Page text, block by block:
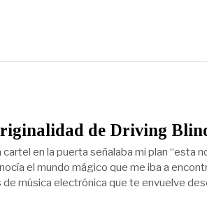
de Driving
en la puerta señalaba mi plan “esta
el mundo mágico que me iba a
música electrónica que te envuelve